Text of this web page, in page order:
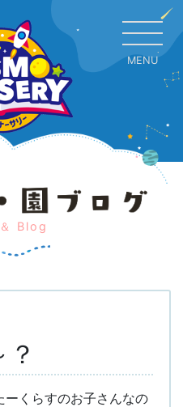
MENU
Blog
ーくらすのお子さんなの